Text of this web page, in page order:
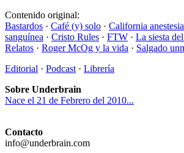
Contenido original:
Bastardos · Café (y) solo · California anestesia
sanguínea · Cristo Rules · FTW · La siesta
Relatos · Roger McOg y la vida · Salgado
Editorial · Podcast · Librería
Sobre Underbrain
Nace el 21 de Febrero del 2010...
Contacto
info@underbrain.com